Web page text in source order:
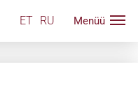
ET RU